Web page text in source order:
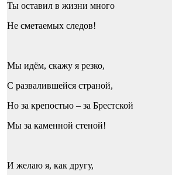
Ты оставил в жизни много
Не сметаемых следов!
Мы идём, скажу я резко,
С развалившейся страной,
Но за крепостью – за Брестской
Мы за каменной стеной!
И желаю я, как другу,